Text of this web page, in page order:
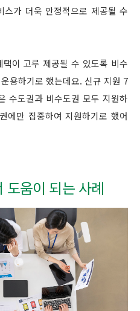
가 더욱 안정적으로 제공될 수
이 고루 제공될 수 있도록 비수
용하기로 했는데요. 신규 지원 7
수도권과 비수도권 모두 지원하
에만 집중하여 지원하기로 했어
도움이 되는 사례